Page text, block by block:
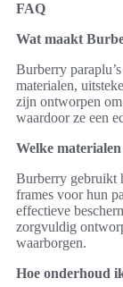
FAQ
Wat maakt
Burberry
materialen,
zijn ontworpen
waardoor ze een
Welke
Burberry gebruikt
frames voor hun
effectieve
zorgvuldig
waarborgen.
Hoe onderhoud